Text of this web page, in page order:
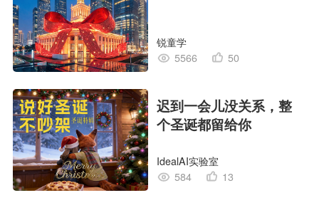
锐童学
5566
50
迟到一会儿没关系，整
个圣诞都留给你
IdealAI实验室
584
13